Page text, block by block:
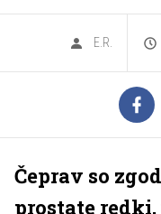
E.R.
Čeprav so
prostate